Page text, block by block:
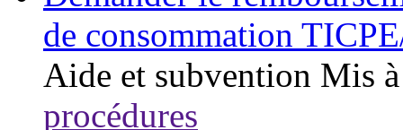
de consommation
Aide et subvention Mis
procédures